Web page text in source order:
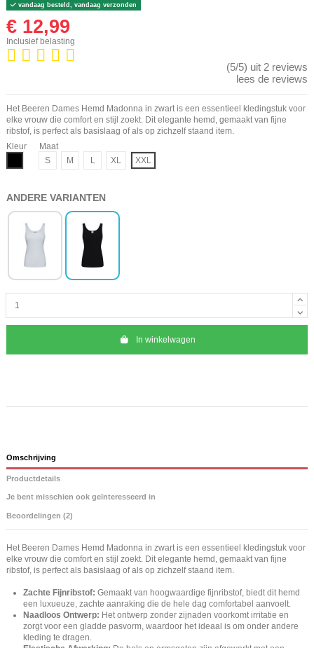
vandaag besteld, vandaag verzonden
€ 12,99
Inclusief belasting
(5/5) uit 2 reviews
lees de reviews
Het Beeren Dames Hemd Madonna in zwart is een essentieel kledingstuk voor
elke vrouw die comfort en stijl zoekt. Dit elegante hemd, gemaakt van fijne
ribstof, is perfect als basislaag of als op zichzelf staand item.
Kleur
Maat
S
M L XL XXL
ANDERE VARIANTEN
In winkelwagen
Omschrijving
Productdetails
Je bent misschien ook geïnteresseerd in
Beoordelingen (2)
Het Beeren Dames Hemd Madonna in zwart is een essentieel kledingstuk voor
elke vrouw die comfort en stijl zoekt. Dit elegante hemd, gemaakt van fijne
ribstof, is perfect als basislaag of als op zichzelf staand item.
Zachte Fijnribstof: Gemaakt van hoogwaardige fijnribstof, biedt dit hemd
een luxueuze, zachte aanraking die de hele dag comfortabel aanvoelt.
Naadloos Ontwerp: Het ontwerp zonder zijnaden voorkomt irritatie en
zorgt voor een gladde pasvorm, waardoor het ideaal is om onder andere
kleding te dragen.